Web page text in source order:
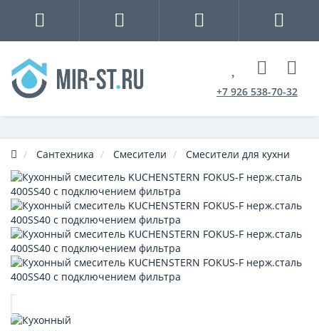
+7 926 538-70-32
Сантехника Смесители Смесители для кухни